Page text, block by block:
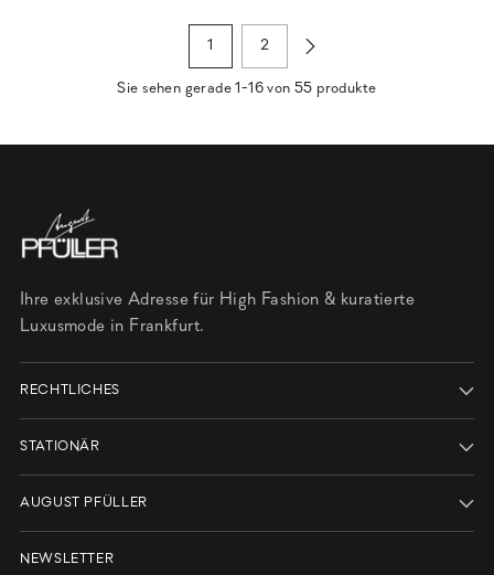
1 2
Sie sehen gerade 1-16 von 55 produkte
Ihre exklusive Adresse für High Fashion & kuratierte
Luxusmode in Frankfurt.
RECHTLICHES
STATIONÄR
AUGUST PFÜLLER
NEWSLETTER